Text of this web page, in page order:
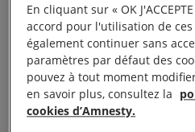
Le Pitch : Seydou et
sénégalais de 16 ans,
natale pour rejoindre
les rêves et les espoirs
vite anéantis par les
seule arme dans cette
En cliquant sur « OK
accord pour l'utilisation de ces
également continuer sans
paramètres par défaut des
pouvez à tout moment
en savoir plus, consultez la
cookies d’Amnesty.